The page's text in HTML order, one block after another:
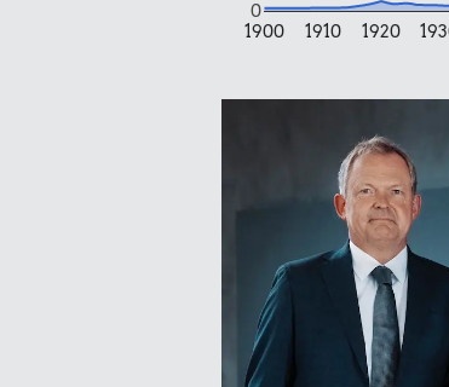
8,13 kr.
1900 1910 1920
0